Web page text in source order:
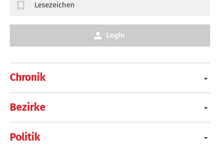
Chronik
Bezirke
Politik
Lesezeichen
Login